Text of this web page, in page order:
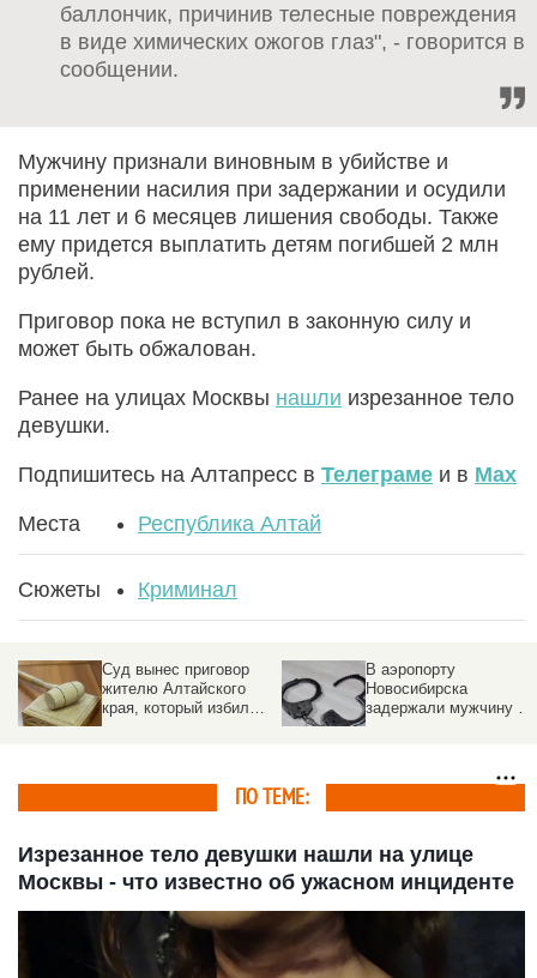
баллончик, причинив телесные повреждения
в виде химических ожогов глаз", - говорится в
сообщении.
Мужчину признали виновным в убийстве и
применении насилия при задержании и осудили
на 11 лет и 6 месяцев лишения свободы. Также
ему придется выплатить детям погибшей 2 млн
рублей.
Приговор пока не вступил в законную силу и
может быть обжалован.
Ранее на улицах Москвы нашли изрезанное тело
девушки.
Подпишитесь на Алтапресс в Телеграме и в Max
Места Республика Алтай
Сюжеты Криминал
Суд вынес приговор
жителю Алтайского
края, который избил
В аэропорту
Новосибирска
задержали мужчину с
ПО ТЕМЕ:
Изрезанное тело девушки нашли на улице
Москвы - что известно об ужасном инциденте